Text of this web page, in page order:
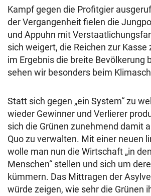
Kampf gegen die Profitgier
der Vergangenheit fielen die
und Appuhn mit
sich weigert, die Reichen zur Kasse
im Ergebnis die breite Bevölkerung
sehen wir besonders beim
Statt sich gegen „ein System“ zu
wieder Gewinner und Verlierer
sich die Grünen zunehmend damit
Quo zu verwalten. Mit einer neuen
wolle man nun die Wirtschaft „in
Menschen“ stellen und sich um
kümmern. Das Mittragen der
würde zeigen, wie sehr die Grünen